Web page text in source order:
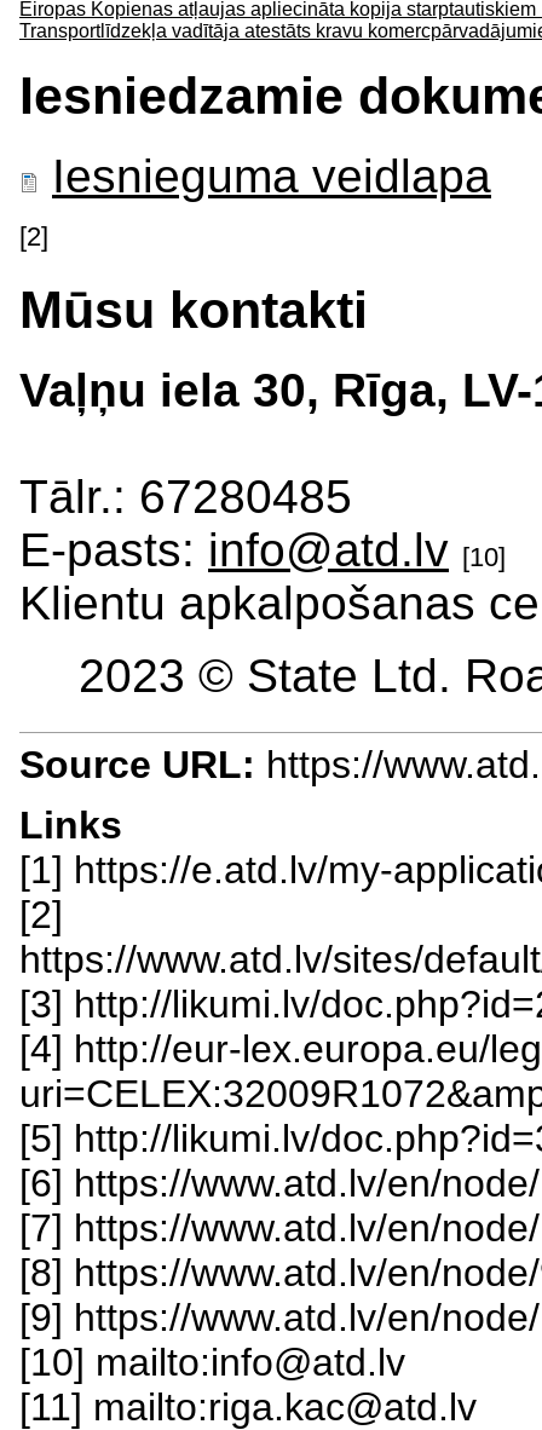
Eiropas Kopienas atļaujas apliecināta kopija
Transportlīdzekļa vadītāja atestāts kravu
Iesniedzamie
Iesnieguma veidlapa
[2]
Mūsu kontakti
Vaļņu iela 30, Rīga,
Tālr.: 67280485
E-pasts: info@atd.lv [10]
Klientu apkalpošanas
2023 © State Ltd.
Source URL: https://
Links
[1] https://e.atd.lv/my-
[2]
https://www.atd.lv/sites/
[3] http://likumi.lv/
[4] http://eur-lex.europa.eu/
[5] http://likumi.lv/
[6] https://www.atd.lv/en/
[7] https://www.atd.lv/en/
[8] https://www.atd.lv/en/
[9] https://www.atd.lv/en/
[10] mailto:info@atd.lv
[11] mailto:riga.kac@atd.lv